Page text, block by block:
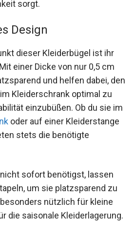
sorgt.
Design
dieser Kleiderbügel ist ihr
einer Dicke von nur 0,5 cm
und helfen dabei, den
Kleiderschrank optimal zu
einzubüßen. Ob du sie im
oder auf einer Kleiderstange
stets die benötigte
sofort benötigst, lassen
um sie platzsparend zu
nützlich für kleine
die saisonale Kleiderlagerung.